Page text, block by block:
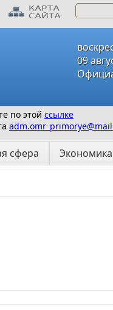
09
по этой ссылке
сфера Экономика